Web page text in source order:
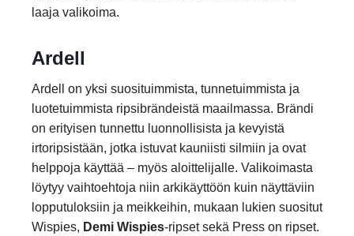
laaja valikoima.
Ardell
Ardell on yksi suosituimmista, tunnetuimmista ja
luotetuimmista ripsibrändeistä maailmassa. Brändi
on erityisen tunnettu luonnollisista ja kevyistä
irtoripsistään, jotka istuvat kauniisti silmiin ja ovat
helppoja käyttää – myös aloittelijalle. Valikoimasta
löytyy vaihtoehtoja niin arkikäyttöön kuin näyttäviin
lopputuloksiin ja meikkeihin, mukaan lukien suositut
Wispies, Demi Wispies-ripset sekä Press on ripset.